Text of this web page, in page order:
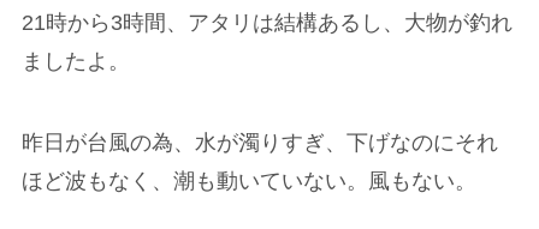
21時から3時間、アタリは結構あるし、大物が釣れ
ましたよ。
昨日が台風の為、水が濁りすぎ、下げなのにそれ
ほど波もなく、潮も動いていない。風もない。